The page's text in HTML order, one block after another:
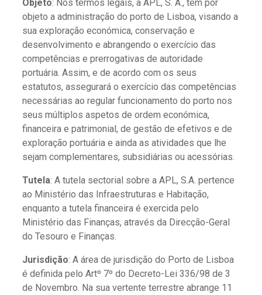
Objeto: Nos termos legais, a APL, S. A., tem por
objeto a administração do porto de Lisboa, visando a
sua exploração económica, conservação e
desenvolvimento e abrangendo o exercício das
competências e prerrogativas de autoridade
portuária. Assim, e de acordo com os seus
estatutos, assegurará o exercício das competências
necessárias ao regular funcionamento do porto nos
seus múltiplos aspetos de ordem económica,
financeira e patrimonial, de gestão de efetivos e de
exploração portuária e ainda as atividades que lhe
sejam complementares, subsidiárias ou acessórias.
Tutela: A tutela sectorial sobre a APL, S.A. pertence
ao Ministério das Infraestruturas e Habitação,
enquanto a tutela financeira é exercida pelo
Ministério das Finanças, através da Direcção-Geral
do Tesouro e Finanças.
Jurisdição: A área de jurisdição do Porto de Lisboa
é definida pelo Artº 7º do Decreto-Lei 336/98 de 3
de Novembro. Na sua vertente terrestre abrange 11